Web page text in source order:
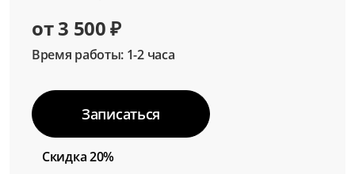
от 3 500 ₽
Время работы: 1-2 часа
Записаться
Скидка 20%